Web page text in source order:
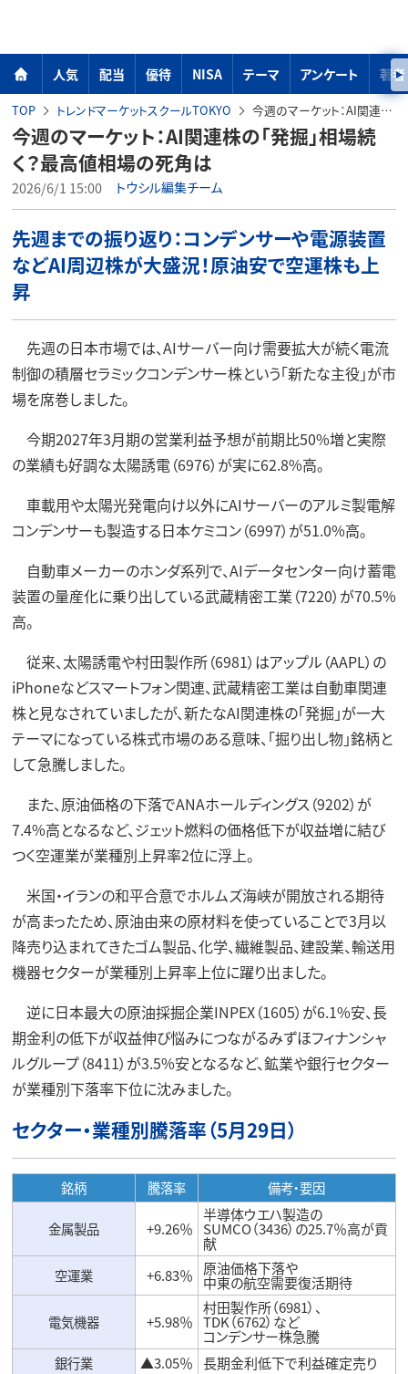
人気 配当 優待 NISA テーマ アンケート 著者
TOP トレンドマーケットスクールTOKYO 今週のマーケット：AI関連株の「発掘」相場続く？最高値相場の死角は
今週のマーケット：AI関連株の「発掘」相場続
く？最高値相場の死角は
2026/6/1 15:00 トウシル編集チーム
先週までの振り返り：コンデンサーや電源装置
などAI周辺株が大盛況！原油安で空運株も上
昇
先週の日本市場では、AIサーバー向け需要拡大が続く電流
制御の積層セラミックコンデンサー株という「新たな主役」が市
場を席巻しました。
今期2027年3月期の営業利益予想が前期比50%増と実際
の業績も好調な太陽誘電（6976）が実に62.8%高。
車載用や太陽光発電向け以外にAIサーバーのアルミ製電解
コンデンサーも製造する日本ケミコン（6997）が51.0%高。
自動車メーカーのホンダ系列で、AIデータセンター向け蓄電
装置の量産化に乗り出している武蔵精密工業（7220）が70.5%
高。
従来、太陽誘電や村田製作所（6981）はアップル（AAPL）の
iPhoneなどスマートフォン関連、武蔵精密工業は自動車関連
株と見なされていましたが、新たなAI関連株の「発掘」が一大
テーマになっている株式市場のある意味、「掘り出し物」銘柄と
して急騰しました。
また、原油価格の下落でANAホールディングス（9202）が
7.4%高となるなど、ジェット燃料の価格低下が収益増に結び
つく空運業が業種別上昇率2位に浮上。
米国・イランの和平合意でホルムズ海峡が開放される期待
が高まったため、原油由来の原材料を使っていることで3月以
降売り込まれてきたゴム製品、化学、繊維製品、建設業、輸送用
機器セクターが業種別上昇率上位に躍り出ました。
逆に日本最大の原油採掘企業INPEX（1605）が6.1%安、長
期金利の低下が収益伸び悩みにつながるみずほフィナンシャ
ルグループ（8411）が3.5%安となるなど、鉱業や銀行セクター
が業種別下落率下位に沈みました。
セクター・業種別騰落率（5月29日）
銘柄 騰落率 備考・要因
金属製品 +9.26％
半導体ウエハ製造の
SUMCO（3436）の25.7％高が貢
献
空運業
+6.83％ 原油価格下落や
中東の航空需要復活期待
電気機器 +5.98％
村田製作所（6981）、
TDK（6762）など
コンデンサー株急騰
銀行業
▲3.05％ 長期金利低下で利益確定売り